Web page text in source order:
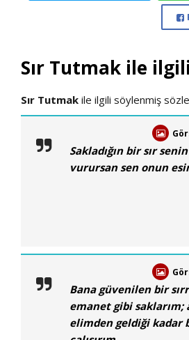
Sır Tutmak ile
Sır Tutmak ile ilgili söylenmiş
Sakladığın bir sır
vurursan sen onun
Bana güvenilen bir
emanet gibi saklarım;
elimden geldiği kadar